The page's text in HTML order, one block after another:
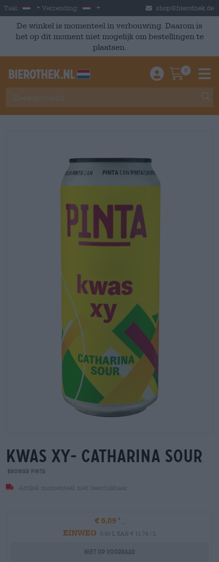
Skip to main content
Taal: Dutch
Verzending: Nederland shop@bierothek.de
De winkel is momenteel in verbouwing. Daarom is
het op dit moment niet mogelijk om bestellingen te
plaatsen.
Einloggen /
0
kwas xy- catharina sour
Browar Pinta
Artikel momenteel niet beschikbaar
€ 6,09
EINWEG
0,50 L KAN € 11,74 / L
Niet op voorraad